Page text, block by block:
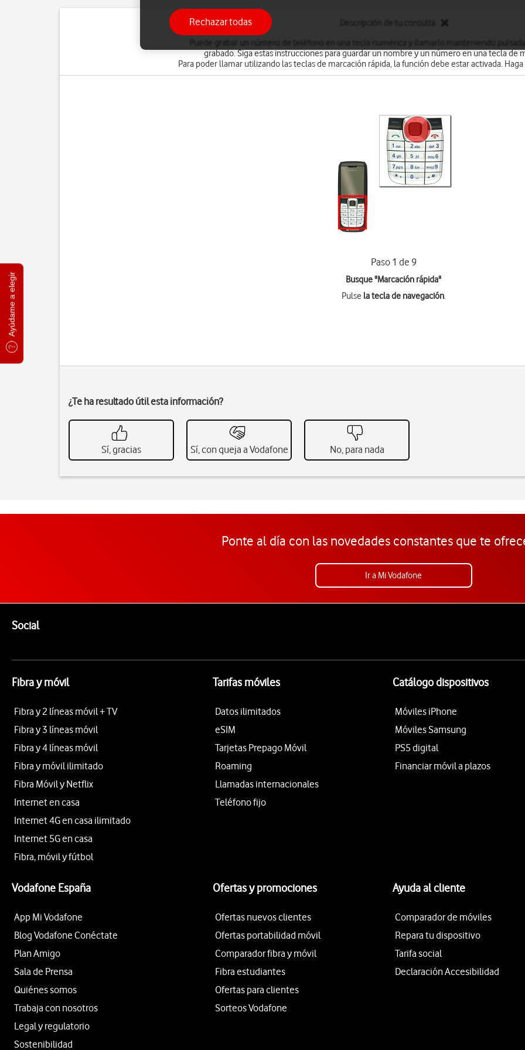
Ayúdame a elegir
grabado. Siga estas instrucciones para guardar un nombre y un número en una tecla de
Para poder llamar utilizando las teclas de marcación rápida, la función debe estar activada.
Paso 1 de 9
Busque "Marcación rápida"
Pulse la tecla de navegación.
¿Te ha resultado útil esta información?
Sí, gracias Sí, con queja a Vodafone No, para nada
Ponte al día con las novedades constantes que te
Ir a Mi Vodafone
SocialEnlaces a las redes sociales de Vodafone
Fibra y móvil
Fibra y 2 líneas móvil + TV
Fibra y 3 líneas móvil
Fibra y 4 líneas móvil
Fibra y móvil ilimitado
Fibra Móvil y Netflix
Internet en casa
Internet 4G en casa ilimitado
Internet 5G en casa
Fibra, móvil y fútbol
Tarifas móviles
Datos ilimitados
eSIM
Tarjetas Prepago Móvil
Roaming
Llamadas internacionales
Teléfono fijo
Catálogo dispositivos
Móviles iPhone
Móviles Samsung
PS5 digital
Financiar móvil a plazos
Vodafone España
App Mi Vodafone
Blog Vodafone Conéctate
Plan Amigo
Sala de Prensa
Quiénes somos
Trabaja con nosotros
Legal y regulatorio
Sostenibilidad
Ofertas y promociones
Ofertas nuevos clientes
Ofertas portabilidad móvil
Comparador fibra y móvil
Fibra estudiantes
Ofertas para clientes
Sorteos Vodafone
Ayuda al cliente
Comparador de móviles
Repara tu dispositivo
Tarifa social
Declaración Accesibilidad
Rechazar todas